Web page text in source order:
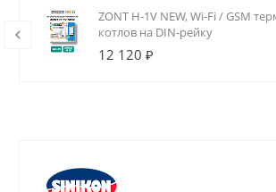
ZONT H-1V NEW, Wi-Fi / GSM
котлов на DIN-рейку
12 120 ₽